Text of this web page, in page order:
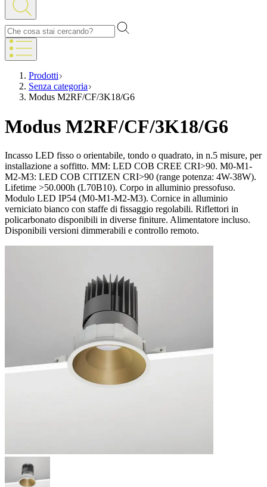
Prodotti
Senza categoria
Modus M2RF/CF/3K18/G6
Modus M2RF/CF/3K18/G6
Incasso LED fisso o orientabile, tondo o quadrato, in n.5 misure, per
installazione a soffitto. MM: LED COB CREE CRI>90. M0-M1-
M2-M3: LED COB CITIZEN CRI>90 (range potenza: 4W-38W).
Lifetime >50.000h (L70B10). Corpo in alluminio pressofuso.
Modulo LED IP54 (M0-M1-M2-M3). Cornice in alluminio
verniciato bianco con staffe di fissaggio regolabili. Riflettori in
policarbonato disponibili in diverse finiture. Alimentatore incluso.
Disponibili versioni dimmerabili e controllo remoto.